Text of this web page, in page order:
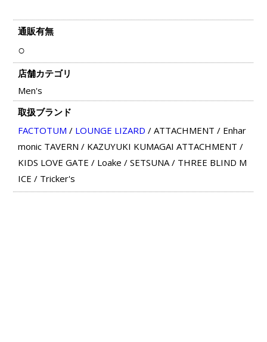
通販有無
○
店舗カテゴリ
Men's
取扱ブランド
FACTOTUM / LOUNGE LIZARD / ATTACHMENT / Enhar
monic TAVERN / KAZUYUKI KUMAGAI ATTACHMENT /
KIDS LOVE GATE / Loake / SETSUNA/ THREE BLIND M
ICE / Tricker's